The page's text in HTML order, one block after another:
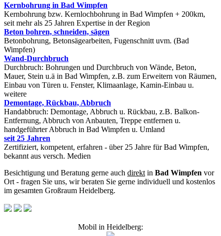
Kernbohrung in Bad Wimpfen
Kernbohrung bzw. Kernlochbohrung in Bad Wimpfen + 200km,
seit mehr als 25 Jahren Expertise in der Region
Beton bohren, schneiden, sägen
Betonbohrung, Betonsägearbeiten, Fugenschnitt uvm. (Bad
Wimpfen)
Wand-Durchbruch
Durchbruch: Bohrungen und Durchbruch von Wände, Beton,
Mauer, Stein u.ä in Bad Wimpfen, z.B. zum Erweitern von Räumen,
Einbau von Türen u. Fenster, Klimaanlage, Kamin-Einbau u.
weitere
Demontage, Rückbau, Abbruch
Handabbruch: Demontage, Abbruch u. Rückbau, z.B. Balkon-
Entfernung, Abbruch von Anbauten, Treppe entfernen u.
handgeführter Abbruch in Bad Wimpfen u. Umland
seit 25 Jahren
Zertifiziert, kompetent, erfahren - über 25 Jahre für Bad Wimpfen,
bekannt aus versch. Medien
Besichtigung und Beratung gerne auch direkt in Bad Wimpfen vor
Ort - fragen Sie uns, wir beraten Sie gerne individuell und kostenlos
im gesamten Großraum Heidelberg.
Mobil in Heidelberg: